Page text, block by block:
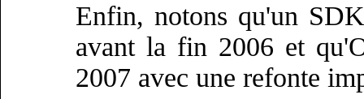
Enfin, notons qu'un
avant la fin 2006 et
2007 avec une refonte